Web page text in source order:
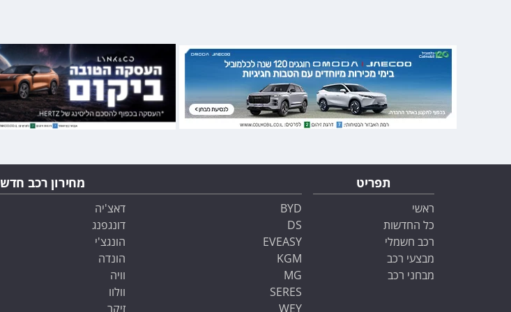
תפריט
ראשי
כל החדשות
רכב חשמלי
מבצעי רכב
מבחני רכב
מחירון רכב חדש
BYD
DS
EVEASY
KGM
MG
SERES
WEY
דאצ'יה
דונגפנג
הונגצ'י
הונדה
וויה
וולוו
זיקר